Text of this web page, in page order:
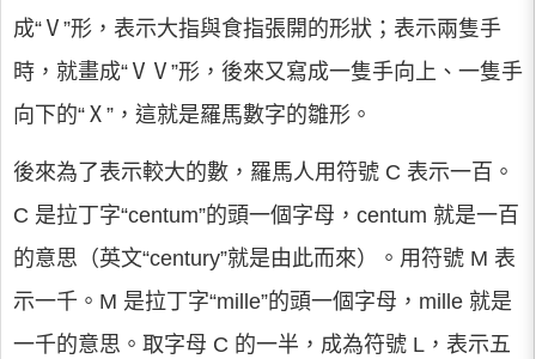
成“Ⅴ”形，表示大指與食指張開的形狀；表示兩隻手
時，就畫成“ⅤⅤ”形，後來又寫成一隻手向上、一隻手
向下的“Ⅹ”，這就是羅馬數字的雛形。
後來為了表示較大的數，羅馬人用符號 C 表示一百。
C 是拉丁字“centum”的頭一個字母，centum 就是一百
的意思（英文“century”就是由此而來）。用符號 M 表
示一千。M 是拉丁字“mille”的頭一個字母，mille 就是
一千的意思。取字母 C 的一半，成為符號 L，表示五